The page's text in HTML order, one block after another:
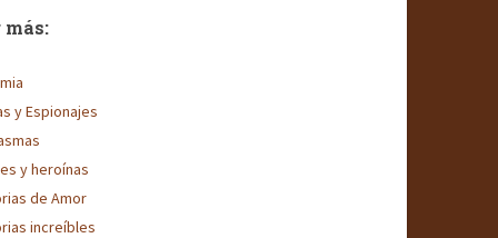
más:
y Espionajes
y heroínas
de Amor
increíbles